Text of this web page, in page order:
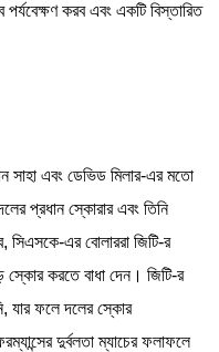
করব এবং একটি বিস্তারিত
সাহা এবং ডেভিড মিলার-এর মতো
প্রধান স্কোরার এবং তিনি
সিএসকে-এর বোলাররা জিটি-র
স্কোর করতে বাধা দেন। জিটি-র
যার ফলে দলের স্কোর
দুর্বলতা ম্যাচের ফলাফলে